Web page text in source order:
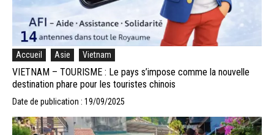
Accueil Asie Vietnam
VIETNAM – TOURISME : Le pays s’impose comme la nouvelle
destination phare pour les touristes chinois
Date de publication : 19/09/2025